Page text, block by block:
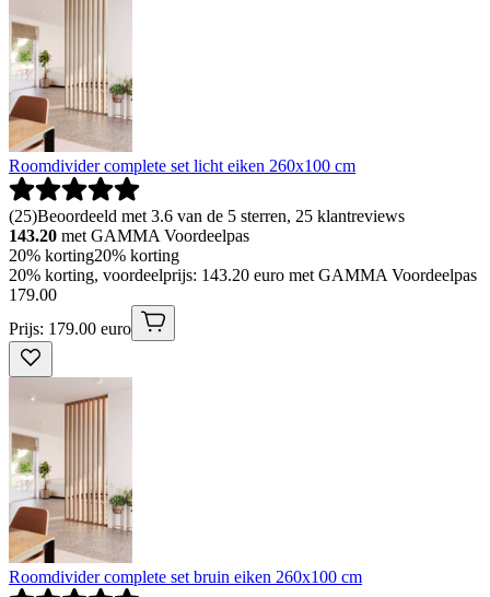
Roomdivider complete set licht eiken 260x100 cm
(25)Beoordeeld met 3.6 van de 5 sterren, 25 klantreviews
143.20 met GAMMA Voordeelpas
20% korting20% korting
20% korting, voordeelprijs: 143.20 euro met GAMMA Voordeelpas
179.00
Prijs: 179.00 euro
Roomdivider complete set bruin eiken 260x100 cm